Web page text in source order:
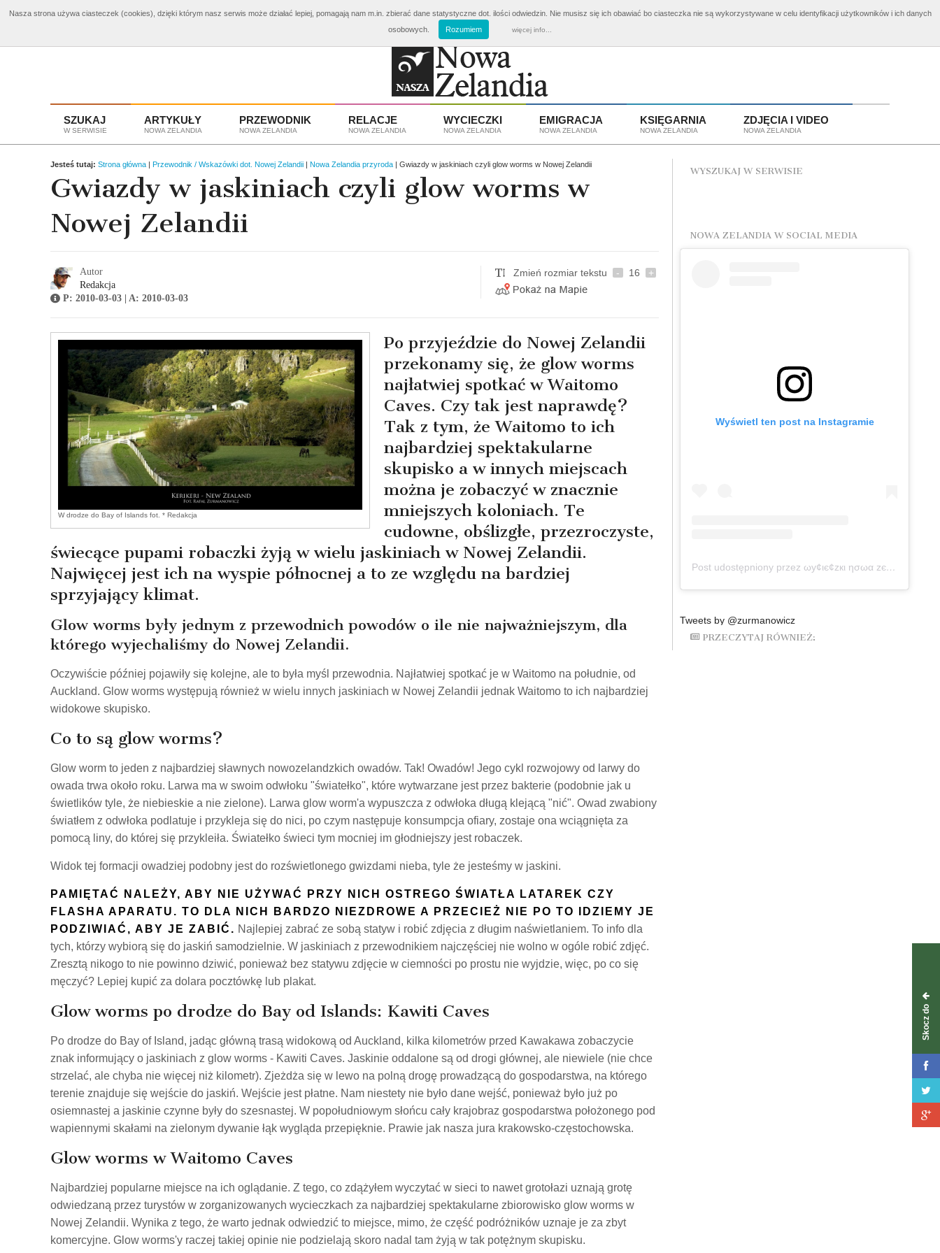
Bilety Nowa Zelandiaod 3960 zł Wycieczki Nowa Zelandiaod 3810 zł Emigracja i Praca w Nowej ZelandiiAplikuj o wizę!
SZUKAJ
W SERWISIE
ARTYKUŁY
NOWA ZELANDIA
PRZEWODNIK
NOWA ZELANDIA
RELACJE
NOWA ZELANDIA
WYCIECZKI
NOWA ZELANDIA
EMIGRACJA
NOWA ZELANDIA
KSIĘGARNIA
NOWA ZELANDIA
ZDJĘCIA I VIDEO
NOWA ZELANDIA
Skocz do
Jesteś tutaj: Strona główna | Przewodnik / Wskazówki dot. Nowej Zelandii | Nowa Zelandia przyroda | Gwiazdy w jaskiniach czyli glow worms w Nowej Zelandii
Gwiazdy w jaskiniach czyli glow worms w
Nowej Zelandii
Autor
Redakcja
P: 2010-03-03 | A: 2010-03-03
Zmień rozmiar tekstu - 16 +
W drodze do Bay of Islands fot. * Redakcja
Po przyjeździe do Nowej Zelandii
przekonamy się, że glow worms
najłatwiej spotkać w Waitomo
Caves. Czy tak jest naprawdę?
Tak z tym, że Waitomo to ich
najbardziej spektakularne
skupisko a w innych miejscach
można je zobaczyć w znacznie
mniejszych koloniach. Te
cudowne, obślizgłe, przezroczyste,
świecące pupami robaczki żyją w wielu jaskiniach w Nowej Zelandii.
Najwięcej jest ich na wyspie północnej a to ze względu na bardziej
sprzyjający klimat.
Glow worms były jednym z przewodnich powodów o ile nie najważniejszym, dla
którego wyjechaliśmy do Nowej Zelandii.
Oczywiście później pojawiły się kolejne, ale to była myśl przewodnia. Najłatwiej spotkać je w Waitomo na południe, od
Auckland. Glow worms występują również w wielu innych jaskiniach w Nowej Zelandii jednak Waitomo to ich najbardziej
widokowe skupisko.
Co to są glow worms?
Glow worm to jeden z najbardziej sławnych nowozelandzkich owadów. Tak! Owadów! Jego cykl rozwojowy od larwy do
owada trwa około roku. Larwa ma w swoim odwłoku "światełko", które wytwarzane jest przez bakterie (podobnie jak u
świetlików tyle, że niebieskie a nie zielone). Larwa glow worm'a wypuszcza z odwłoka długą klejącą "nić". Owad zwabiony
światłem z odwłoka podlatuje i przykleja się do nici, po czym następuje konsumpcja ofiary, zostaje ona wciągnięta za
pomocą liny, do której się przykleiła. Światełko świeci tym mocniej im głodniejszy jest robaczek.
Widok tej formacji owadziej podobny jest do rozświetlonego gwizdami nieba, tyle że jesteśmy w jaskini.
PAMIĘTAĆ NALEŻY, ABY NIE UŻYWAĆ PRZY NICH OSTREGO ŚWIATŁA LATAREK CZY
FLASHA APARATU. TO DLA NICH BARDZO NIEZDROWE A PRZECIEŻ NIE PO TO IDZIEMY JE
PODZIWIAĆ, ABY JE ZABIĆ. Najlepiej zabrać ze sobą statyw i robić zdjęcia z długim naświetlaniem. To info dla
tych, którzy wybiorą się do jaskiń samodzielnie. W jaskiniach z przewodnikiem najczęściej nie wolno w ogóle robić zdjęć.
Zresztą nikogo to nie powinno dziwić, ponieważ bez statywu zdjęcie w ciemności po prostu nie wyjdzie, więc, po co się
męczyć? Lepiej kupić za dolara pocztówkę lub plakat.
Glow worms po drodze do Bay od Islands: Kawiti Caves
Po drodze do Bay of Island, jadąc główną trasą widokową od Auckland, kilka kilometrów przed Kawakawa zobaczycie
znak informujący o jaskiniach z glow worms - Kawiti Caves. Jaskinie oddalone są od drogi głównej, ale niewiele (nie chce
strzelać, ale chyba nie więcej niż kilometr). Zjeżdża się w lewo na polną drogę prowadzącą do gospodarstwa, na którego
terenie znajduje się wejście do jaskiń. Wejście jest płatne. Nam niestety nie było dane wejść, ponieważ było już po
osiemnastej a jaskinie czynne były do szesnastej. W popołudniowym słońcu cały krajobraz gospodarstwa położonego pod
wapiennymi skałami na zielonym dywanie łąk wygląda przepięknie. Prawie jak nasza jura krakowsko-częstochowska.
Glow worms w Waitomo Caves
Najbardziej popularne miejsce na ich oglądanie. Z tego, co zdążyłem wyczytać w sieci to nawet grotołazi uznają grotę
odwiedzaną przez turystów w zorganizowanych wycieczkach za najbardziej spektakularne zbiorowisko glow worms w
Nowej Zelandii. Wynika z tego, że warto jednak odwiedzić to miejsce, mimo, że część podróżników uznaje je za zbyt
komercyjne. Glow worms'y raczej takiej opinie nie podzielają skoro nadal tam żyją w tak potężnym skupisku.
WYSZUKAJ W SERWISIE
NOWA ZELANDIA W SOCIAL MEDIA
Wyświetl ten post na Instagramie
Post udostępniony przez ωу¢ιє¢zкι ησωα zєℓαη∂ια (@wycieczkinowazelandia)
Tweets by @zurmanowicz
PRZECZYTAJ RÓWNIEŻ:
Nasza strona używa ciasteczek (cookies), dzięki którym nasz serwis może działać lepiej, pomagają nam m.in. zbierać dane statystyczne dot. ilości odwiedzin. Nie musisz się ich obawiać bo ciasteczka nie są wykorzystywane w celu identyfikacji użytkowników i ich danych
osobowych.
Rozumiem więcej info...